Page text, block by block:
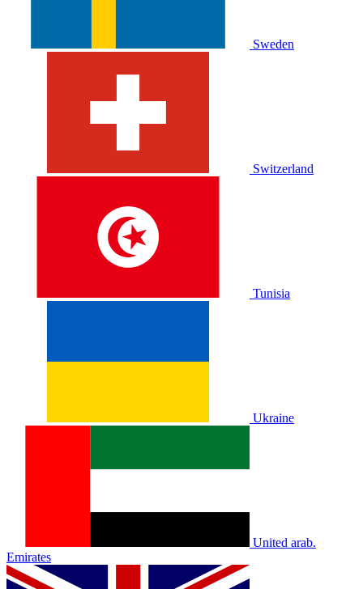
Sweden
Switzerland
Tunisia
Ukraine
United arab.
Emirates